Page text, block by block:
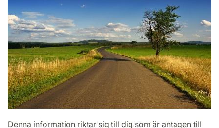
Denna information riktar sig till dig som är antagen till